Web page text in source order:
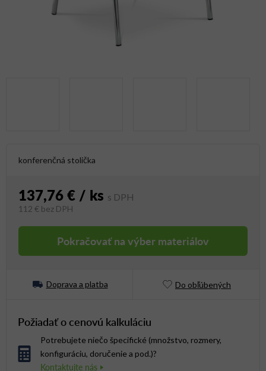
konferenčná stolička
137,76 € / ks
112 € bez DPH
Pokračovať na výber materiálov
Doprava a platba Do obľúbených
Požiadať o cenovú kalkuláciu
Potrebujete niečo špecifické (množstvo, rozmery,
konfiguráciu, doručenie a pod.)?